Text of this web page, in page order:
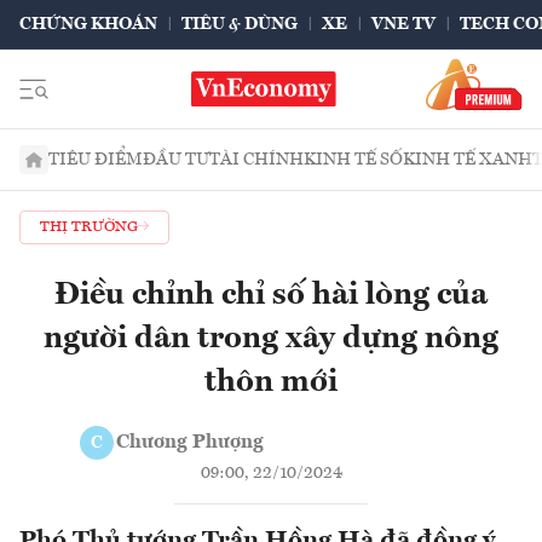
CHỨNG KHOÁN TIÊU & DÙNG XE VNE TV TECH
TIÊU ĐIỂMĐẦU TƯTÀI CHÍNHKINH TẾ SỐKINH TẾ XANH
THỊ TRƯỜNG
Điều chỉnh chỉ số hài lòng của
người dân trong xây dựng nông
thôn mới
C Chương Phượng
09:00, 22/10/2024